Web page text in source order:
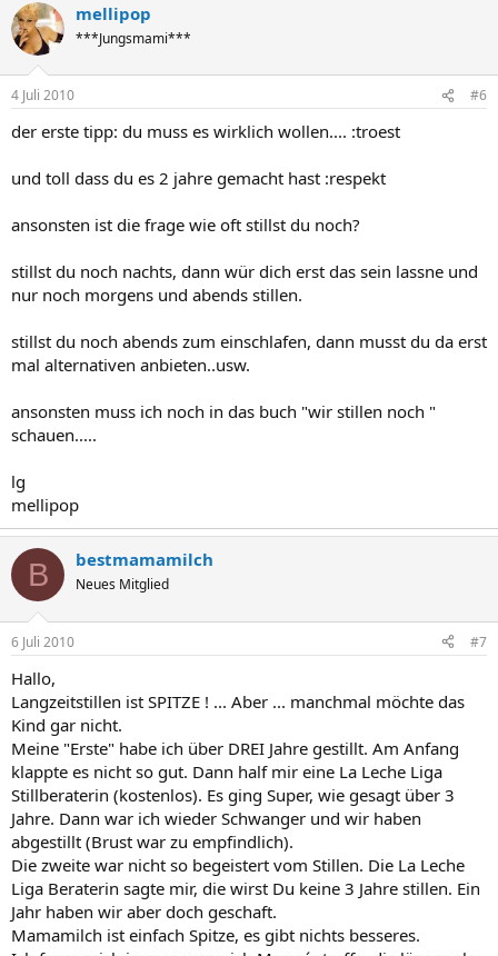
mellipop
***Jungsmami***
4 Juli 2010 #6
der erste tipp: du muss es wirklich wollen.... :troest
und toll dass du es 2 jahre gemacht hast :respekt
ansonsten ist die frage wie oft stillst du noch?
stillst du noch nachts, dann wür dich erst das sein lassne und
nur noch morgens und abends stillen.
stillst du noch abends zum einschlafen, dann musst du da erst
mal alternativen anbieten..usw.
ansonsten muss ich noch in das buch "wir stillen noch "
schauen.....
lg
mellipop
B bestmamamilch
Neues Mitglied
6 Juli 2010 #7
Hallo,
Langzeitstillen ist SPITZE ! ... Aber ... manchmal möchte das
Kind gar nicht.
Meine "Erste" habe ich über DREI Jahre gestillt. Am Anfang
klappte es nicht so gut. Dann half mir eine La Leche Liga
Stillberaterin (kostenlos). Es ging Super, wie gesagt über 3
Jahre. Dann war ich wieder Schwanger und wir haben
abgestillt (Brust war zu empfindlich).
Die zweite war nicht so begeistert vom Stillen. Die La Leche
Liga Beraterin sagte mir, die wirst Du keine 3 Jahre stillen. Ein
Jahr haben wir aber doch geschaft.
Mamamilch ist einfach Spitze, es gibt nichts besseres.